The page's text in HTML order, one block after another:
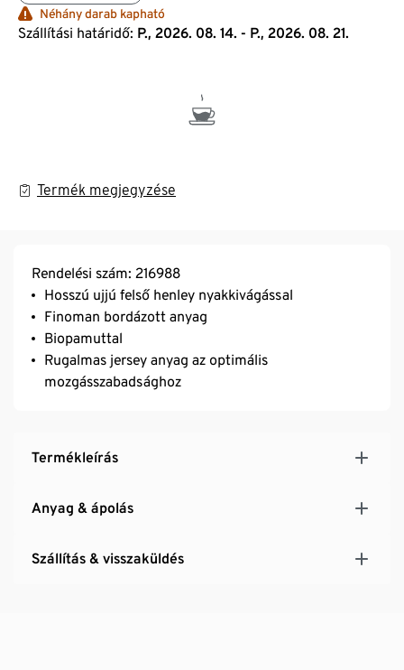
Néhány darab kapható
Szállítási határidő: P., 2026. 08. 14. - P., 2026. 08. 21.
Termék megjegyzése
Rendelési szám: 216988
Hosszú ujjú felső henley nyakkivágással
Finoman bordázott anyag
Biopamuttal
Rugalmas jersey anyag az optimális
mozgásszabadsághoz
Termékleírás
Anyag & ápolás
Szállítás & visszaküldés